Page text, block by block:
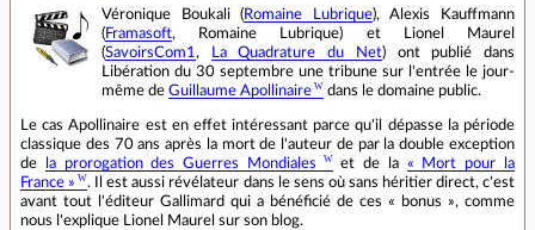
Véronique Boukali (Romaine Lubrique), Alexis Kauffmann
(Framasoft, Romaine Lubrique) et Lionel Maurel
(SavoirsCom1 , La Quadrature du Net) ont publié dans
Libération du 30 septembre une tribune sur l'entrée le jour-
même de Guillaume Apollinaire dans le domaine public.
Le cas Apollinaire est en effet intéressant parce qu'il dépasse la période
classique des 70 ans après la mort de l'auteur de par la double exception
de
la prorogation des Guerres Mondiales et de la « Mort pour la
France »
. Il est aussi révélateur dans le sens où sans héritier direct, c'est
avant tout l'éditeur Gallimard qui a bénéficié de ces « bonus », comme
nous l'explique Lionel Maurel sur son blog.